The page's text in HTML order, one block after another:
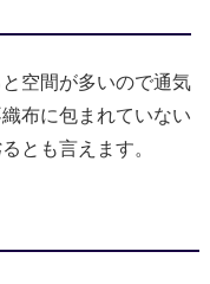
空間が多いので通気
布に包まれていない
とも言えます。